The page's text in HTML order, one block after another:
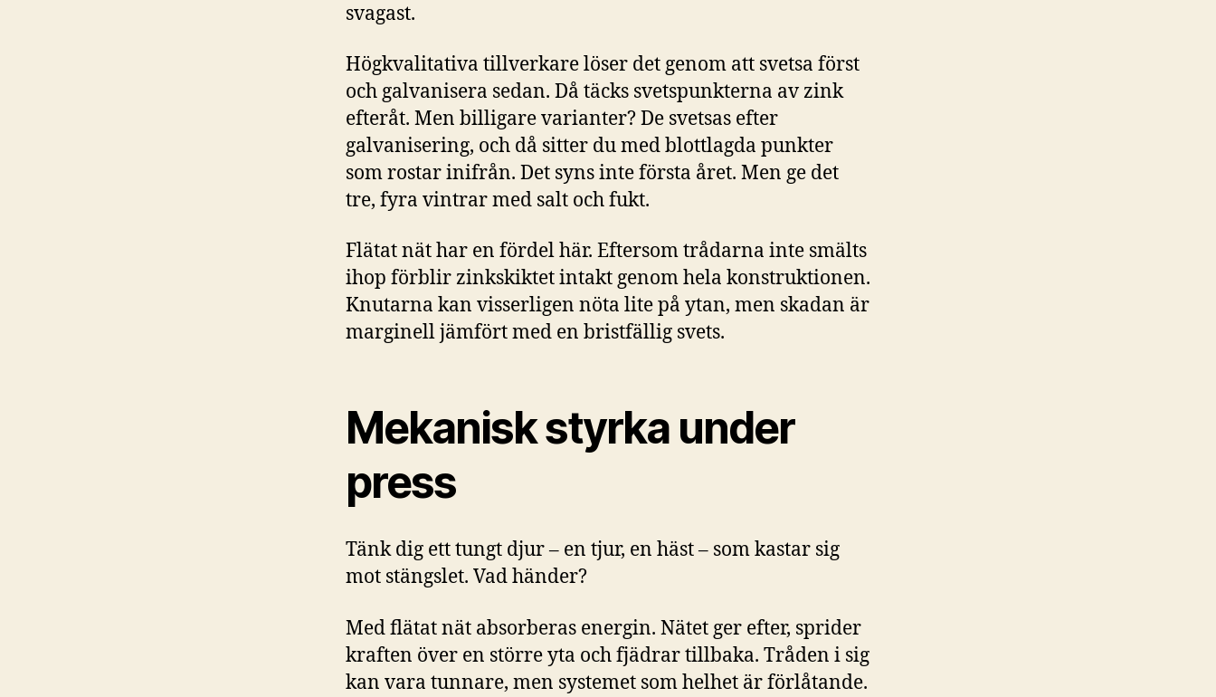
svagast.
Högkvalitativa tillverkare löser det genom att svetsa först
och galvanisera sedan. Då täcks svetspunkterna av zink
efteråt. Men billigare varianter? De svetsas efter
galvanisering, och då sitter du med blottlagda punkter
som rostar inifrån. Det syns inte första året. Men ge det
tre, fyra vintrar med salt och fukt.
Flätat nät har en fördel här. Eftersom trådarna inte smälts
ihop förblir zinkskiktet intakt genom hela konstruktionen.
Knutarna kan visserligen nöta lite på ytan, men skadan är
marginell jämfört med en bristfällig svets.
Mekanisk styrka under
press
Tänk dig ett tungt djur – en tjur, en häst – som kastar sig
mot stängslet. Vad händer?
Med flätat nät absorberas energin. Nätet ger efter, sprider
kraften över en större yta och fjädrar tillbaka. Tråden i sig
kan vara tunnare, men systemet som helhet är förlåtande.